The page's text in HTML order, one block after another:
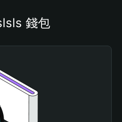
錢包